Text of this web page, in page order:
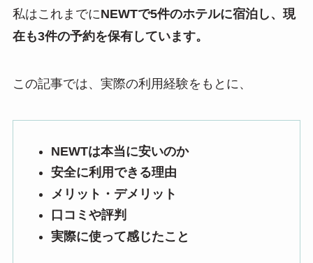
私はこれまでにNEWTで5件のホテルに宿泊し、現
在も3件の予約を保有しています。
この記事では、実際の利用経験をもとに、
NEWTは本当に安いのか
安全に利用できる理由
メリット・デメリット
口コミや評判
実際に使って感じたこと